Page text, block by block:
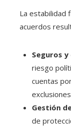
La estabilidad
acuerdos
Seguros
riesgo
cuentas
Gestión
de